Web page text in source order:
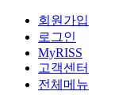
회원가입
로그인
MyRISS
고객센터
전체메뉴